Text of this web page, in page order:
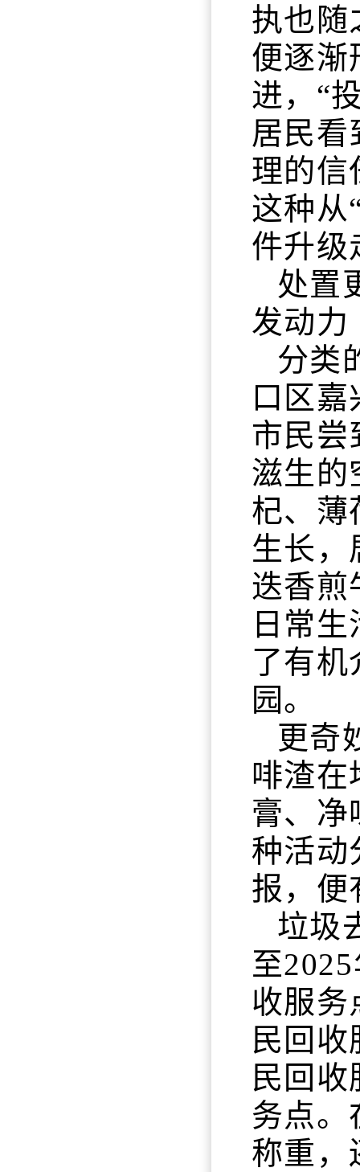
执也随
便逐渐
进，“
居民看
理的信
这种从
件升级
处置
发动力
分类
口区
市民尝
滋生的
杞、薄
生长，
迭香煎
日常
了有机
园。
更奇
啡渣在
膏、净
种活动
报，便
垃圾
至
收服务
民回
民回
务点。
称重，